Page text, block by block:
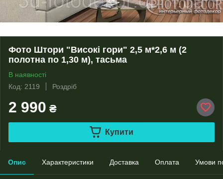
Фото Штори "Високі гори" 2,5 м*2,6 м (2
полотна по 1,30 м), тасьма
В наявності
Код: 2119
Роздріб
2 990 ₴
Купити
Опис Характеристики Доставка Оплата Умови